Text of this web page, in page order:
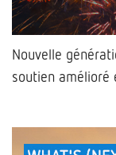
Nouvelle
soutien amélioré